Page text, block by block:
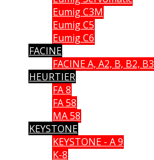
Eumig C3M
Eumig C5
Eumig C6
FACINE
FACINE A, A2, B, B2, B3
HEURTIER
FA 8
FA 58
MA 58
KEYSTONE
KEYSTONE - A 9
K-8